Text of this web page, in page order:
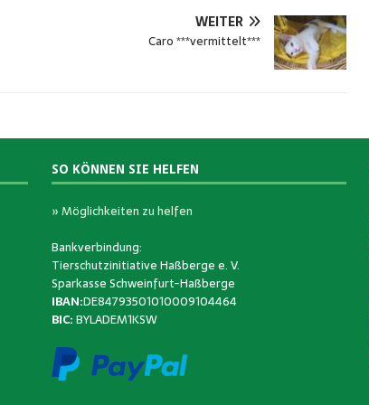
WEITER
Caro ***vermittelt***
SO KÖNNEN SIE HELFEN
» Möglichkeiten zu helfen
Bankverbindung:
Tierschutzinitiative Haßberge e. V.
Sparkasse Schweinfurt-Haßberge
IBAN:DE84793501010009104464
BIC:BYLADEM1KSW